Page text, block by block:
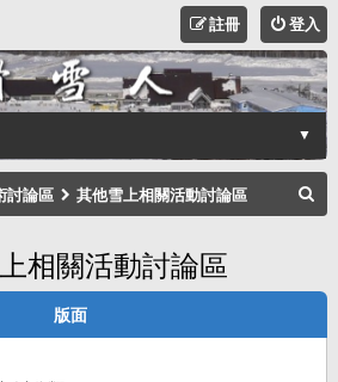
登入
註冊
▼
討論區 其他雪上相關活動討論區
相關活動討論區
版面